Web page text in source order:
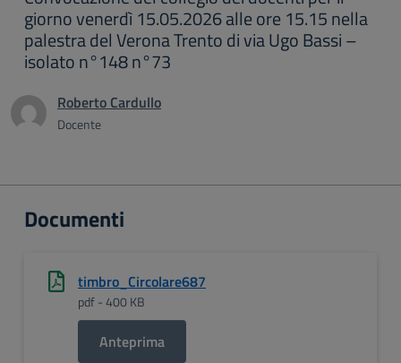
giorno venerdì 15.05.2026 alle ore 15.15 nella
palestra del Verona Trento di via Ugo Bassi –
isolato n°148 n°73
Roberto Cardullo
Docente
Documenti
timbro_Circolare687
pdf - 400 KB
Anteprima